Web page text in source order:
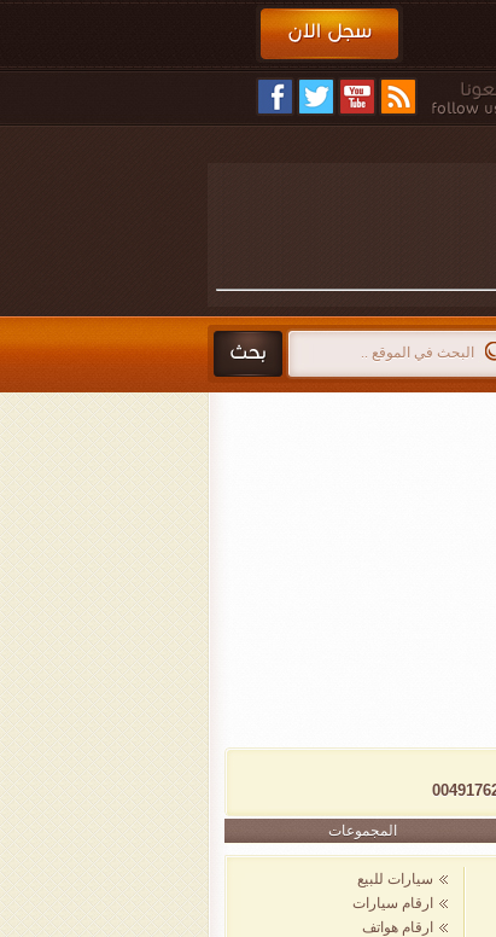
المجموعات
سيارات للبيع
ارقام سيارات
ارقام هواتف